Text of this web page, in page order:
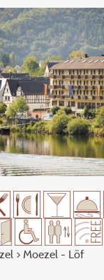
> Moezel - Löf